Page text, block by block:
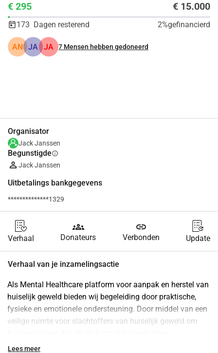
€ 295 € 15.000
173 Dagen resterend 2%gefinancierd
AN JA JA 7 Mensen hebben gedoneerd
Organisator
Jack Janssen
Begunstigdeinfo
Jack Janssen
Uitbetalings bankgegevens
**************1329
Verhaal
groups
Donateurs
link
Verbonden Update
Verhaal van je inzamelingsactie
Als Mental Healthcare platform voor aanpak en herstel van
huiselijk geweld bieden wij begeleiding door praktische,
fysieke en emotionele ondersteuning. Door middel van een
veilige ruimte voor slachtoffers van huiselijk geweld om
ondersteuning en verwerking kunnen vinden, en informatie
Lees meer